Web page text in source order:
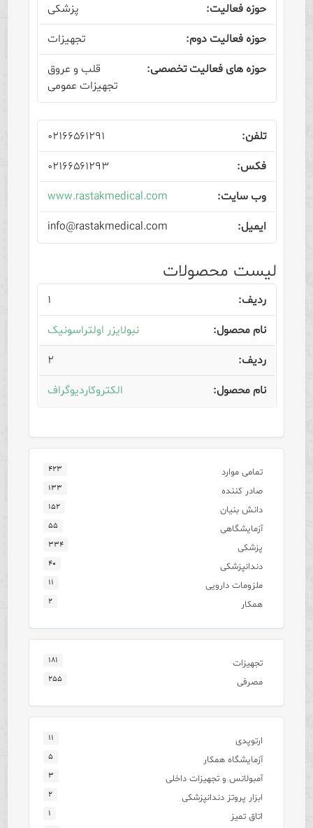
پزشکی
تجهیزات
قلب و عروق
تجهیزات عمومی
۰۲۱۶۶۵۶۱۲۹۱
۰۲۱۶۶۵۶۱۲۹۳
www.rastakmedical.com
info@rastakmedical.com
لیست محصولات
۱
نبولایزر اولتراسونیک
۲
الکتروکاردیوگراف
تمامی موارد ۴۲۳
صادر کننده ۱۳۳
دانش بنیان ۱۵۲
آزمایشگاهی ۵۵
پزشکی ۳۳۴
دندانپزشکی ۴۰
ملزومات دارویی ۱۱
همکار ۲
تجهیزات ۱۸۱
مصرفی ۲۵۵
ارتوپدی ۱۱
آزمایشگاه همکار ۵
آمبولانس و تجهیزات داخلی ۳
ابزار پروتز دندانپزشکی ۲
اتاق تمیز
۱